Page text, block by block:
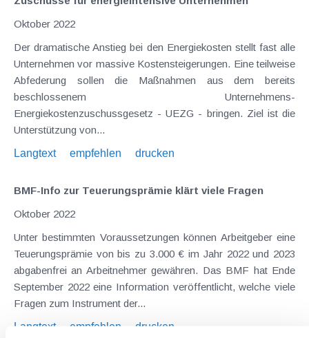
Oktober 2022
Der dramatische Anstieg bei den Energiekosten stellt fast alle
Unternehmen vor massive Kostensteigerungen. Eine teilweise
Abfederung sollen die Maßnahmen aus dem bereits
beschlossenem Unternehmens-
Energiekostenzuschussgesetz - UEZG - bringen. Ziel ist die
Unterstützung von...
Langtext
empfehlen drucken
BMF-Info zur Teuerungsprämie klärt viele Fragen
Oktober 2022
Unter bestimmten Voraussetzungen können Arbeitgeber eine
Teuerungsprämie von bis zu 3.000 € im Jahr 2022 und 2023
abgabenfrei an Arbeitnehmer gewähren. Das BMF hat Ende
September 2022 eine Information veröffentlicht, welche viele
Fragen zum Instrument der...
Langtext
empfehlen drucken